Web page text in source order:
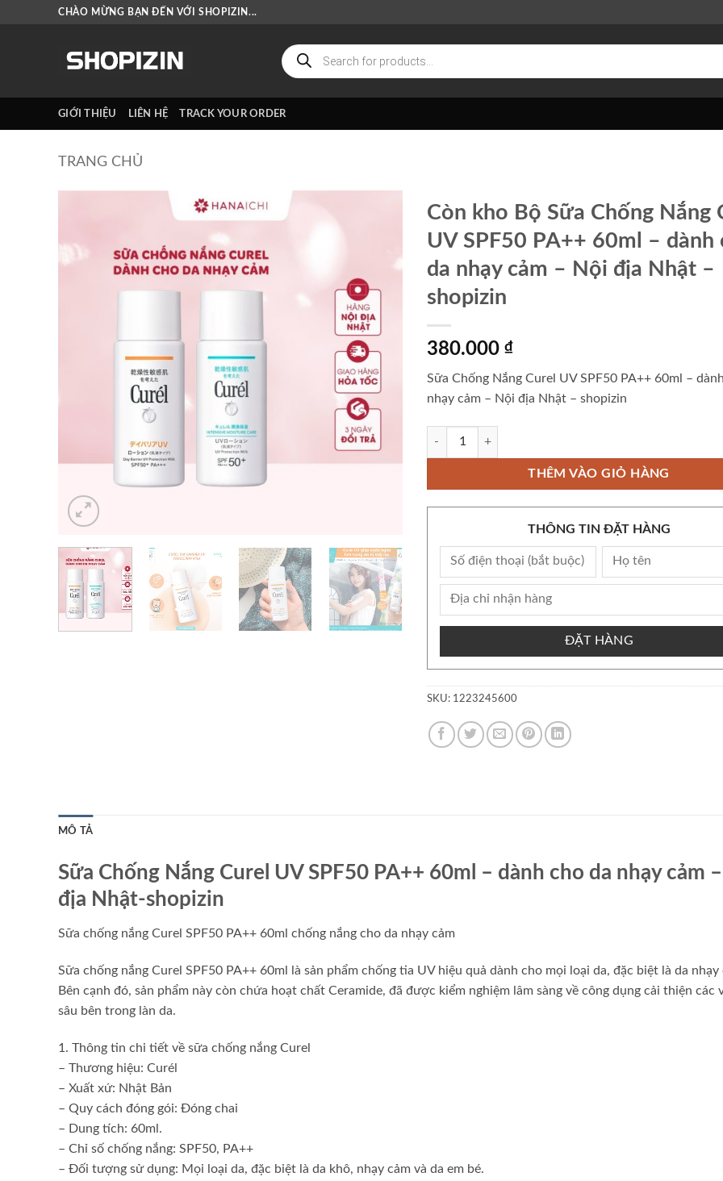
CHÀO MỪNG BẠN ĐẾN VỚI SHOPIZIN...
Tìm
kiếm
sản
phẩm
GIỚI THIỆU LIÊN HỆ TRACK YOUR ORDER
TRANG CHỦ
Còn kho Bộ Sữa Chống Nắng
UV SPF50 PA++ 60ml – dành
da nhạy cảm – Nội địa Nhật –
shopizin
380.000 ₫
Sữa Chống Nắng Curel UV SPF50 PA++ 60ml –
nhạy cảm – Nội địa Nhật – shopizin
Còn kho Bộ Sữa Chống Nắng Curel UV SPF50 PA++ 60ml
THÊM VÀO GIỎ HÀNG
THÔNG TIN ĐẶT HÀNG
ĐẶT HÀNG
SKU: 1223245600
MÔ TẢ
Sữa Chống Nắng Curel UV SPF50 PA++ 60ml – dành cho da nhạy cảm
địa Nhật-shopizin
Sữa chống nắng Curel SPF50 PA++ 60ml chống nắng cho da nhạy cảm
Sữa chống nắng Curel SPF50 PA++ 60ml là sản phẩm chống tia UV hiệu quả dành cho mọi loại da, đặc biệt là da nhạy
Bên cạnh đó, sản phẩm này còn chứa hoạt chất Ceramide, đã được kiểm nghiệm lâm sàng về công dụng cải thiện các
sâu bên trong làn da.
1. Thông tin chi tiết về sữa chống nắng Curel
– Thương hiệu: Curél
– Xuất xứ: Nhật Bản
– Quy cách đóng gói: Đóng chai
– Dung tích: 60ml.
– Chỉ số chống nắng: SPF50, PA++
– Đối tượng sử dụng: Mọi loại da, đặc biệt là da khô, nhạy cảm và da em bé.